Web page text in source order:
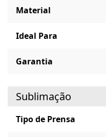
Material
Ideal Para
Garantia
Sublimação
Tipo de Prensa